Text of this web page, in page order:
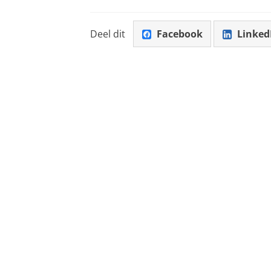
Deel dit Facebook